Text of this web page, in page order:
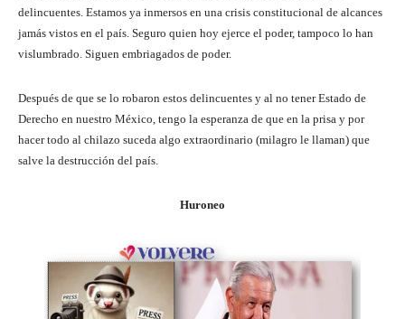
delincuentes. Estamos ya inmersos en una crisis constitucional de alcances
jamás vistos en el país. Seguro quien hoy ejerce el poder, tampoco lo han
vislumbrado. Siguen embriagados de poder.
Después de que se lo robaron estos delincuentes y al no tener Estado de
Derecho en nuestro México, tengo la esperanza de que en la prisa y por
hacer todo al chilazo suceda algo extraordinario (milagro le llaman) que
salve la destrucción del país.
Huroneo